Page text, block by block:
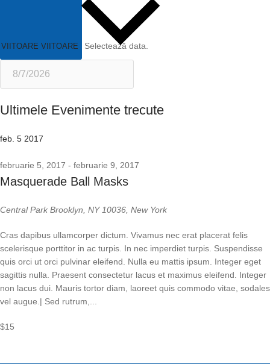
VIITOARE VIITOARE Selectează data.
Ultimele Evenimente trecute
feb. 5 2017
februarie 5, 2017 - februarie 9, 2017
Masquerade Ball Masks
Central Park Brooklyn, NY 10036, New York
Cras dapibus ullamcorper dictum. Vivamus nec erat placerat felis
scelerisque porttitor in ac turpis. In nec imperdiet turpis. Suspendisse
quis orci ut orci pulvinar eleifend. Nulla eu mattis ipsum. Integer eget
sagittis nulla. Praesent consectetur lacus et maximus eleifend. Integer
non lacus dui. Mauris tortor diam, laoreet quis commodo vitae, sodales
vel augue.| Sed rutrum,...
$15